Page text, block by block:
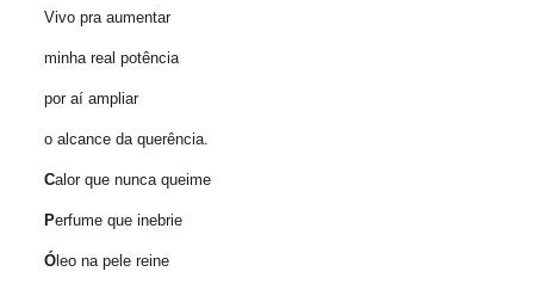
Vivo pra aumentar
minha real potência
por aí ampliar
o alcance da querência.
Calor que nunca queime
Perfume que inebrie
Óleo na pele reine